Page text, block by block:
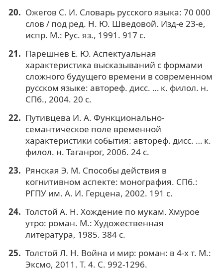
Ожегов С. И. Словарь русского языка: 70 000
слов / под ред. Н. Ю. Шведовой. Изд-е 23-е,
испр. М.: Рус. яз., 1991. 917 с.
Парешнев Е. Ю. Аспектуальная
характеристика высказываний с формами
сложного будущего времени в современном
русском языке: автореф. дисс. … к. филол. н.
СПб., 2004. 20 с.
Путивцева И. А. Функционально-
семантическое поле временной
характеристики события: автореф. дисс. … к.
филол. н. Таганрог, 2006. 24 с.
Рянская Э. М. Способы действия в
когнитивном аспекте: монография. СПб.:
РГПУ им. А. И. Герцена, 2002. 191 с.
Толстой А. Н. Хождение по мукам. Хмурое
утро: роман. М.: Художественная
литература, 1985. 384 с.
Толстой Л. Н. Война и мир: роман: в 4-х т. М.:
Эксмо, 2011. Т. 4. С. 992-1296.